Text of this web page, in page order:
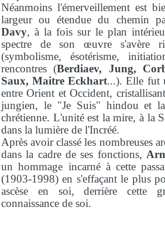
Néanmoins l'émerveillement est
largeur ou étendue du chemin
Davy, à la fois sur le plan
spectre de son œuvre s'avère
(symbolisme, ésotérisme,
rencontres (Berdiaev, Jung,
Saux, Maitre Eckhart...). Elle fut
entre Orient et Occident,
jungien, le "Je Suis" hindou et la
chrétienne. L'unité est la mire, à la
dans la lumière de l'Incréé.
Après avoir classé les nombreuses
dans la cadre de ses fonctions,
un hommage incarné à cette
(1903-1998) en s'effaçant le plus
ascèse en soi, derrière cette
connaissance de soi.